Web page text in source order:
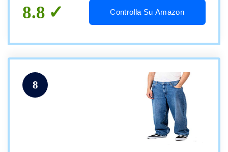
8.8 Controlla Su Amazon
8